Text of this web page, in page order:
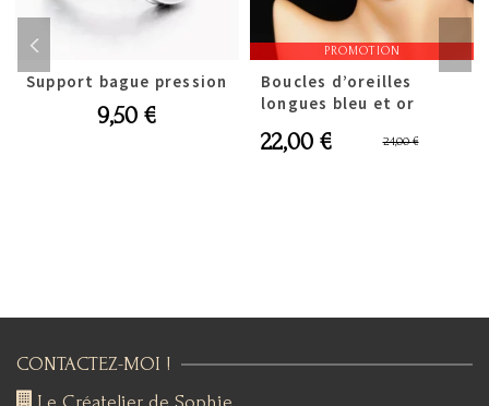
Support bague pression
9,50 €
PROMOTION
Boucles d’oreilles
longues bleu et or
24,00€Le
22,00 €
Le
CONTACTEZ-MOI !